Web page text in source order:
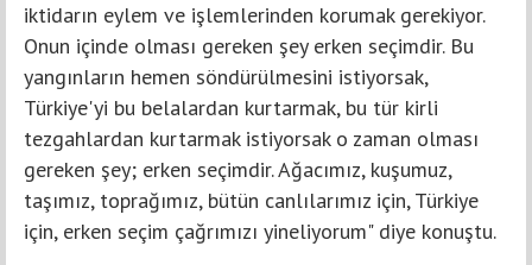
iktidarın eylem ve işlemlerinden korumak gerekiyor.
Onun içinde olması gereken şey erken seçimdir. Bu
yangınların hemen söndürülmesini istiyorsak,
Türkiye'yi bu belalardan kurtarmak, bu tür kirli
tezgahlardan kurtarmak istiyorsak o zaman olması
gereken şey; erken seçimdir. Ağacımız, kuşumuz,
taşımız, toprağımız, bütün canlılarımız için, Türkiye
için, erken seçim çağrımızı yineliyorum" diye konuştu.